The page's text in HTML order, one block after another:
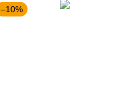
–10%